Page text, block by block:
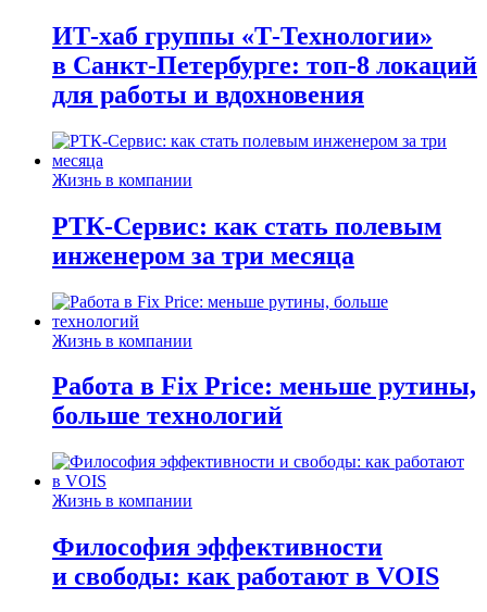
ИТ-хаб группы «Т-Технологии»
в Санкт-Петербурге: топ-8 локаций
для работы и вдохновения
Жизнь в компании
РТК-Сервис: как стать полевым
инженером за три месяца
Жизнь в компании
Работа в Fix Price: меньше рутины,
больше технологий
Жизнь в компании
Философия эффективности
и свободы: как работают в VOIS